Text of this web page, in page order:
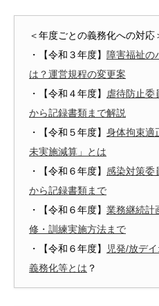
＜年度ごとの義務化への対応
・【令和３年度】 障害福祉の
は？運営規程の変更案
・【令和４年度】
虐待防止委
から記録書類まで解説
・【令和５年度】 身体拘束適
未実施減算」とは
・【令和６年度】 感染対策委
から記録書類まで
・【令和６年度】 業務継続計
修・訓練実施方法まで
・【令和６年度】
児発/放デ
義務化等とは ？